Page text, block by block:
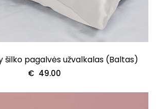
šilko pagalvės užvalkalas (Baltas)
€ 49.00